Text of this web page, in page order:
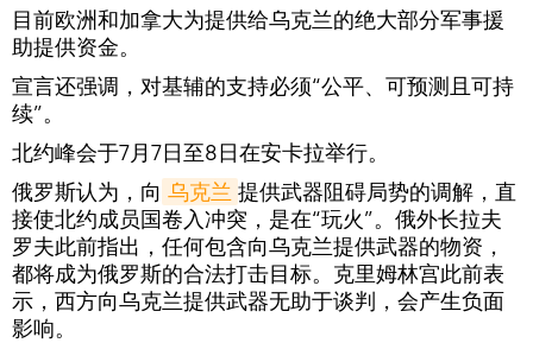
目前欧洲和加拿大为提供给乌克兰的绝大部分军事援
助提供资金。
宣言还强调，对基辅的支持必须“公平、可预测且可持
续”。
北约峰会于7月7日至8日在安卡拉举行。
俄罗斯认为，向 乌克兰 提供武器阻碍局势的调解，直
接使北约成员国卷入冲突，是在“玩火”。俄外长拉夫
罗夫此前指出，任何包含向乌克兰提供武器的物资，
都将成为俄罗斯的合法打击目标。克里姆林宫此前表
示，西方向乌克兰提供武器无助于谈判，会产生负面
影响。